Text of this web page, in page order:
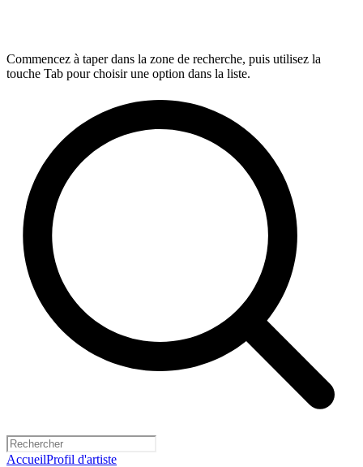
Commencez à taper dans la zone de recherche, puis utilisez la
touche Tab pour choisir une option dans la liste.
AccueilProfil d'artiste